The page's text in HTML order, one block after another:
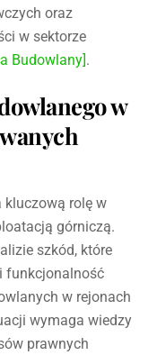
oraz
w sektorze
Budowlany].
w
kluczową rolę w
górniczą.
szkód, które
funkcjonalność
w rejonach
wymaga wiedzy
prawnych